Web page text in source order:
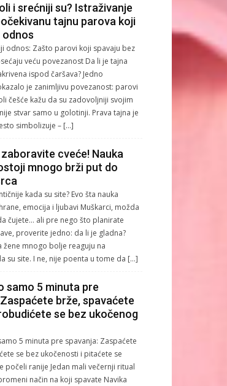
i srećniji su? Istraživanje
tajnu parova koji
odnos
odnos: Zašto parovi koji spavaju bez
veću povezanost Da li je tajna
ispod čaršava? Jedno
je zanimljivu povezanost: parovi
češće kažu da su zadovoljniji svojim
stvar samo u golotinji. Prava tajna je
simbolizuje – […]
cveće! Nauka
mnogo brži put do
kada su site? Evo šta nauka
emocija i ljubavi Muškarci, možda
čujete… ali pre nego što planirate
proverite jedno: da li je gladna?
žene mnogo bolje reaguju na
su site. I ne, nije poenta u tome da […]
samo 5 minuta pre
brže, spavaćete
se bez ukočenog
5 minuta pre spavanja: Zaspaćete
se bez ukočenosti i pitaćete se
počeli ranije Jedan mali večernji ritual
način na koji spavate Navika